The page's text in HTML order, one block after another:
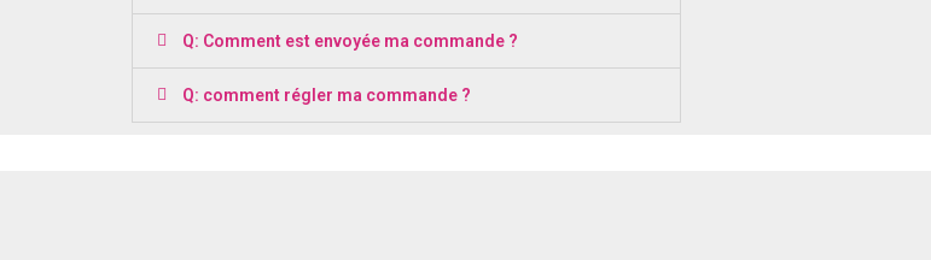
Q: Comment est envoyée ma commande ?
Q: comment régler ma commande ?